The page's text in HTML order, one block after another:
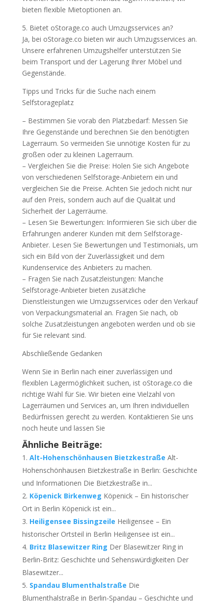
bieten flexible Mietoptionen an.
5. Bietet oStorage.co auch Umzugsservices an?
Ja, bei oStorage.co bieten wir auch Umzugsservices an.
Unsere erfahrenen Umzugshelfer unterstützen Sie
beim Transport und der Lagerung Ihrer Möbel und
Gegenstände.
Tipps und Tricks für die Suche nach einem
Selfstorageplatz
– Bestimmen Sie vorab den Platzbedarf: Messen Sie
Ihre Gegenstände und berechnen Sie den benötigten
Lagerraum. So vermeiden Sie unnötige Kosten für zu
großen oder zu kleinen Lagerraum.
– Vergleichen Sie die Preise: Holen Sie sich Angebote
von verschiedenen Selfstorage-Anbietern ein und
vergleichen Sie die Preise. Achten Sie jedoch nicht nur
auf den Preis, sondern auch auf die Qualität und
Sicherheit der Lagerräume.
– Lesen Sie Bewertungen: Informieren Sie sich über die
Erfahrungen anderer Kunden mit dem Selfstorage-
Anbieter. Lesen Sie Bewertungen und Testimonials, um
sich ein Bild von der Zuverlässigkeit und dem
Kundenservice des Anbieters zu machen.
– Fragen Sie nach Zusatzleistungen: Manche
Selfstorage-Anbieter bieten zusätzliche
Dienstleistungen wie Umzugsservices oder den Verkauf
von Verpackungsmaterial an. Fragen Sie nach, ob
solche Zusatzleistungen angeboten werden und ob sie
für Sie relevant sind.
Abschließende Gedanken
Wenn Sie in Berlin nach einer zuverlässigen und
flexiblen Lagermöglichkeit suchen, ist oStorage.co die
richtige Wahl für Sie. Wir bieten eine Vielzahl von
Lagerräumen und Services an, um Ihren individuellen
Bedürfnissen gerecht zu werden. Kontaktieren Sie uns
noch heute und lassen Sie
Ähnliche Beiträge:
Alt-Hohenschönhausen Bietzkestraße Alt-
Hohenschönhausen Bietzkestraße in Berlin: Geschichte
und Informationen Die Bietzkestraße in...
Köpenick Birkenweg Köpenick – Ein historischer
Ort in Berlin Köpenick ist ein...
Heiligensee Bissingzeile Heiligensee – Ein
historischer Ortsteil in Berlin Heiligensee ist ein...
Britz Blasewitzer Ring Der Blasewitzer Ring in
Berlin-Britz: Geschichte und Sehenswürdigkeiten Der
Blasewitzer...
Spandau Blumenthalstraße Die
Blumenthalstraße in Berlin-Spandau – Geschichte und